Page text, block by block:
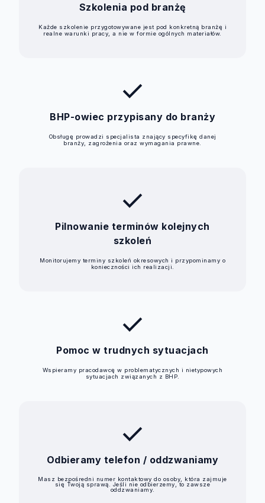
Szkolenia pod branżę
Każde szkolenie przygotowywane jest pod konkretną branżę i
realne warunki pracy, a nie w formie ogólnych materiałów.
check
BHP-owiec przypisany do branży
Obsługę prowadzi specjalista znający specyfikę danej
branży, zagrożenia oraz wymagania prawne.
check
Pilnowanie terminów kolejnych
szkoleń
Monitorujemy terminy szkoleń okresowych i przypominamy o
konieczności ich realizacji.
check
Pomoc w trudnych sytuacjach
Wspieramy pracodawcę w problematycznych i nietypowych
sytuacjach związanych z BHP.
check
Odbieramy telefon / oddzwaniamy
Masz bezpośredni numer kontaktowy do osoby, która zajmuje
się Twoją sprawą. Jeśli nie odbierzemy, to zawsze
oddzwaniamy.